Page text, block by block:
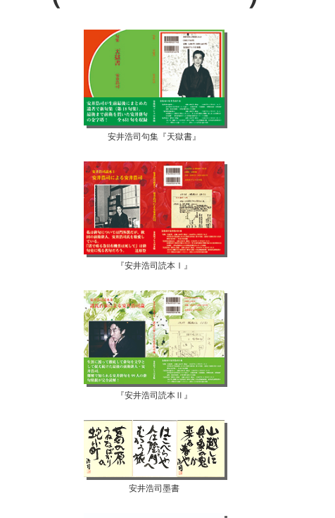
安井浩司句集『天獄書』
『安井浩司読本Ⅰ』
『安井浩司読本Ⅱ』
安井浩司墨書